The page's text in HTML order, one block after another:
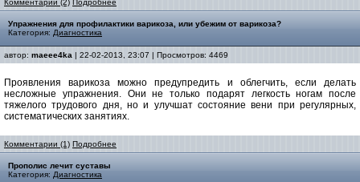
Комментарии (2) Подробнее
Упражнения для профилактики варикоза, или убежим от варикоза?
Категория: Диагностика
автор: maeee4ka | 22-02-2013, 23:07 | Просмотров: 4469
Проявления варикоза можно предупредить и облегчить, если делать
несложные упражнения. Они не только подарят легкость ногам после
тяжелого трудового дня, но и улучшат состояние вени при регулярных,
систематических занятиях.
Комментарии (1) Подробнее
Прополис лечит суставы
Категория: Диагностика